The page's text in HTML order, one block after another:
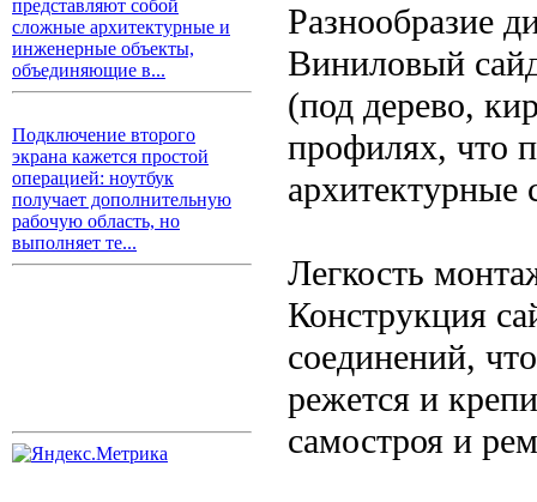
представляют собой
сложные архитектурные и
инженерные объекты,
объединяющие в...
Подключение второго
экрана кажется простой
операцией: ноутбук
получает дополнительную
рабочую область, но
выполняет те...
Разнообразие
Виниловый
(под дерево,
профилях, что
архитектурные
Легкость
Конструкция
соединений,
режется и
самостроя и